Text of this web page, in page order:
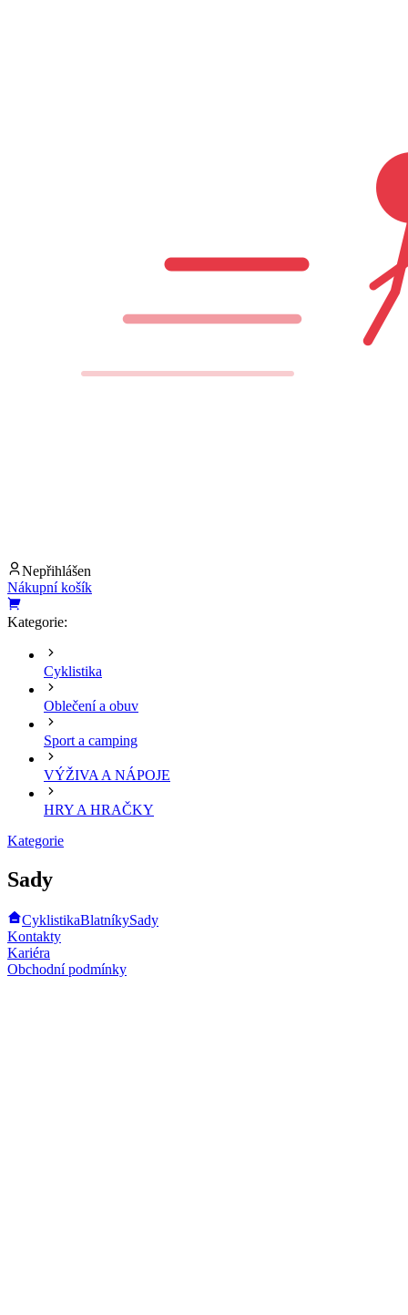
Nepřihlášen
Nákupní košík
Kategorie:
Cyklistika
Oblečení a obuv
Sport a camping
VÝŽIVA A NÁPOJE
HRY A HRAČKY
Kategorie
Sady
CyklistikaBlatníkySady
Kontakty
Kariéra
Obchodní podmínky